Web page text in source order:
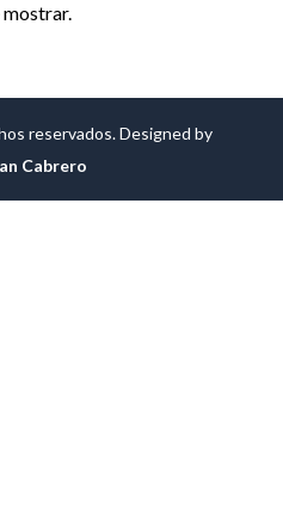
reservados. Designed by
Cabrero